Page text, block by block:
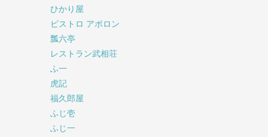
ひかり屋
ビストロ アポロン
瓢六亭
レストラン武相荘
ふ一
虎記
福久郎屋
ふじ壱
ふじ一